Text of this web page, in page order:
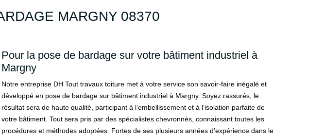
MARGNY 08370
Pour la pose de bardage sur votre bâtiment industriel à
Margny
Notre entreprise DH Tout travaux toiture met à votre service son savoir-faire inégalé et
développé en pose de bardage sur bâtiment industriel à Margny. Soyez rassurés, le
résultat sera de haute qualité, participant à l’embellissement et à l’isolation parfaite de
votre bâtiment. Tout sera pris par des spécialistes chevronnés, connaissant toutes les
procédures et méthodes adoptées. Fortes de ses plusieurs années d’expérience dans le